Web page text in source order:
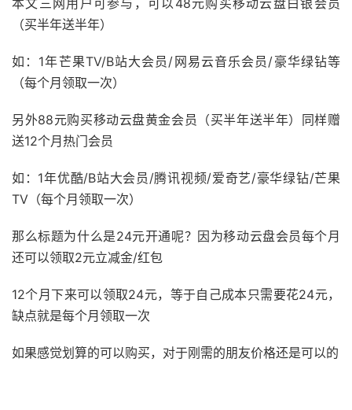
本文三网用户可参与，可以48元购买移动云盘白银会员
（买半年送半年）
如：1年芒果TV/B站大会员/网易云音乐会员/豪华绿钻等
（每个月领取一次）
另外88元购买移动云盘黄金会员（买半年送半年）同样赠
送12个月热门会员
如：1年优酷/B站大会员/腾讯视频/爱奇艺/豪华绿钻/芒果
TV（每个月领取一次）
那么标题为什么是24元开通呢？因为移动云盘会员每个月
还可以领取2元立减金/红包
12个月下来可以领取24元，等于自己成本只需要花24元，
缺点就是每个月领取一次
如果感觉划算的可以购买，对于刚需的朋友价格还是可以的